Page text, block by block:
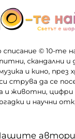
© 10-те
скандални
и кино, през
струва да се
и животни,
и научни
автори